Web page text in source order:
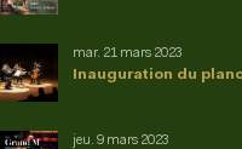
Inauguration du
mar. 21 mars 2023
jeu. 9 mars 2023